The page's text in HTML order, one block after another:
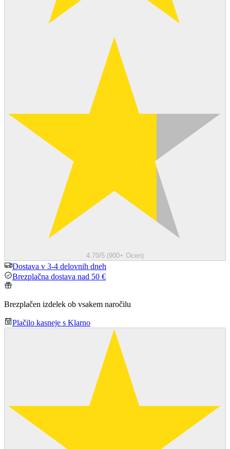
4.70/5 (900+ Ocen)
Dostava v 3-4 delovnih dneh
Brezplačna dostava nad 50 €
Brezplačen izdelek ob vsakem naročilu
Plačilo kasneje s Klarno